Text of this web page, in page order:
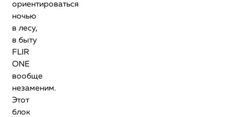
ориентироваться
ночью
в лесу,
в быту
FLIR
ONE
вообще
незаменим.
Этот
блок